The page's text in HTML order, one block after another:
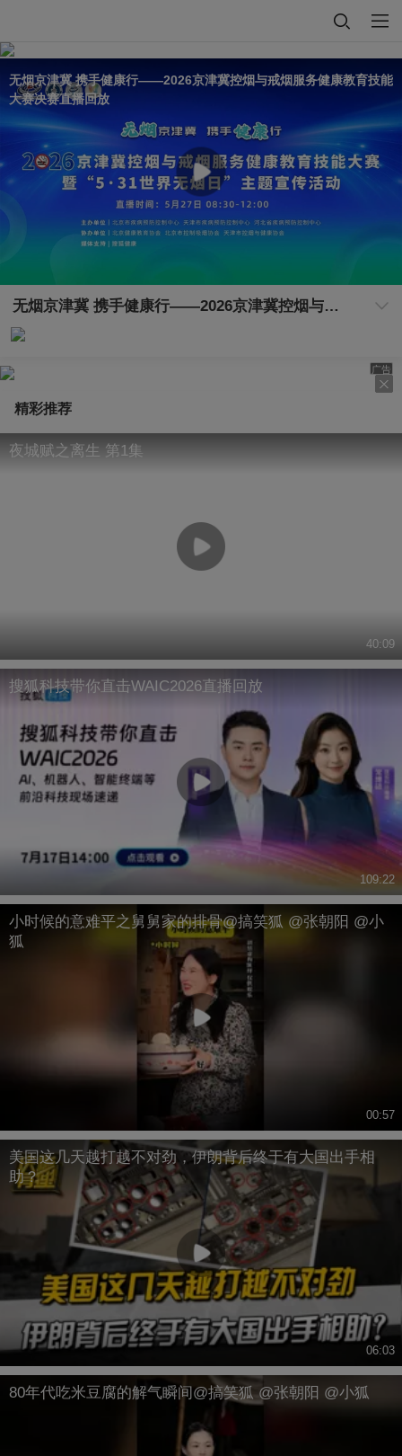
无烟京津冀 携手健康行——2026京津冀控烟与戒烟服务健康教育技能
大赛决赛直播回放
无烟京津冀 携手健康行——2026京津冀控烟与戒烟服务健康教育技能大赛决赛直播回放
广告
精彩推荐
夜城赋之离生 第1集
40:09
搜狐科技带你直击WAIC2026直播回放
109:22
小时候的意难平之舅舅家的排骨@搞笑狐 @张朝阳 @小
狐
00:57
美国这几天越打越不对劲，伊朗背后终于有大国出手相
助？
06:03
80年代吃米豆腐的解气瞬间@搞笑狐 @张朝阳 @小狐